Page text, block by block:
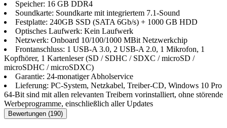
Speicher: 16 GB DDR4
Soundkarte: Soundkarte mit integriertem 7.1-Sound
Festplatte: 240GB SSD (SATA 6Gb/​s) + 1000 GB HDD
Optisches Laufwerk: Kein Laufwerk
Netzwerk: Onboard 10/100/1000 MBit Netzwerkchip
Frontanschluss: 1 USB-A 3.0, 2 USB-A 2.0, 1 Mikrofon, 1
Kopfhörer, 1 Kartenleser (SD / SDHC / SDXC / microSD /
microSDHC / microSDXC)
Garantie: 24-monatiger Abholservice
Lieferung: PC-System, Netzkabel, Treiber-CD, Windows 10 Pro
64-Bit sind mit allen relevanten Treibern vorinstalliert, ohne störende
Werbeprogramme, einschließlich aller Updates
Bewertungen (190)